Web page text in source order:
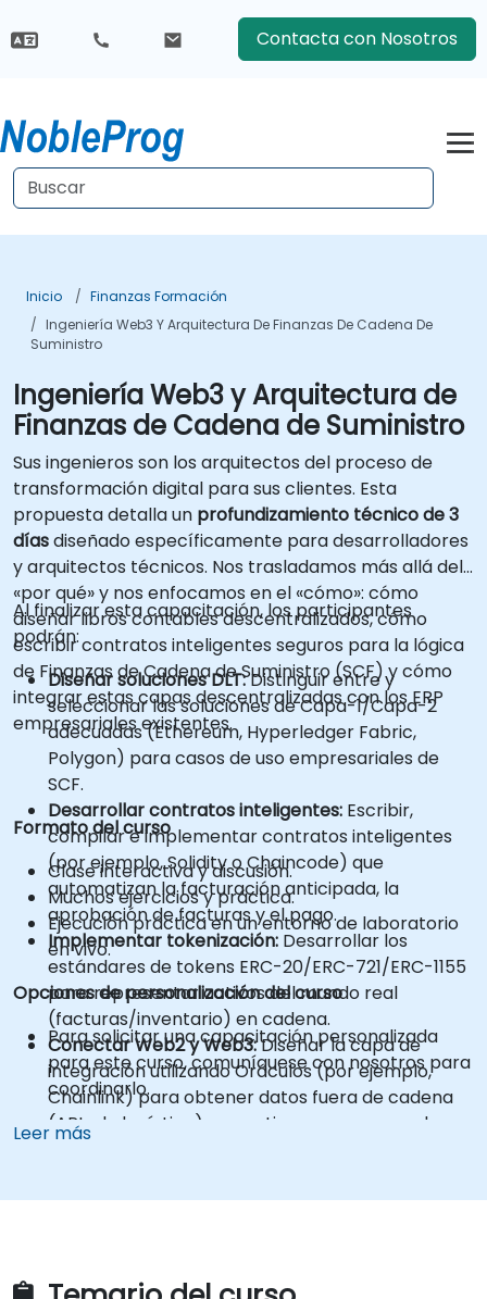
Contacta con Nosotros
Inicio
Finanzas Formación
Ingeniería Web3 Y Arquitectura De Finanzas De Cadena De
Suministro
Ingeniería Web3 y Arquitectura de
Finanzas de Cadena de Suministro
Sus ingenieros son los arquitectos del proceso de
transformación digital para sus clientes. Esta
propuesta detalla un profundizamiento técnico de 3
díasdiseñado específicamente para desarrolladores
y arquitectos técnicos. Nos trasladamos más allá del
«por qué» y nos enfocamos en el «cómo»: cómo
diseñar libros contables descentralizados, cómo
escribir contratos inteligentes seguros para la lógica
de Finanzas de Cadena de Suministro (SCF) y cómo
integrar estas capas descentralizadas con los ERP
empresariales existentes.
Al finalizar esta capacitación, los participantes
podrán:
Diseñar soluciones DLT:Distinguir entre y
seleccionar las soluciones de Capa-1/Capa-2
adecuadas (Ethereum, Hyperledger Fabric,
Polygon) para casos de uso empresariales de
SCF.
Desarrollar contratos inteligentes: Escribir,
compilar e implementar contratos inteligentes
(por ejemplo, Solidity o Chaincode) que
automatizan la facturación anticipada, la
aprobación de facturas y el pago.
Implementar tokenización: Desarrollar los
estándares de tokens ERC-20/ERC-721/ERC-1155
para representar activos del mundo real
(facturas/inventario) en cadena.
Conectar Web2 y Web3:Diseñar la capa de
integración utilizando Oráculos (por ejemplo,
Chainlink) para obtener datos fuera de cadena
(APIs de logística) que activen pagos en cadena.
Formato del curso
Clase interactiva y discusión.
Muchos ejercicios y práctica.
Ejecución práctica en un entorno de laboratorio
en vivo.
Opciones de personalización del curso
Para solicitar una capacitación personalizada
para este curso, comuníquese con nosotros para
coordinarlo.
Leer más